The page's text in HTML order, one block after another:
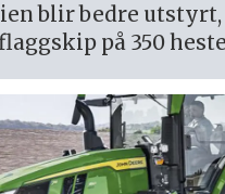
blir bedre utstyrt,
på 350